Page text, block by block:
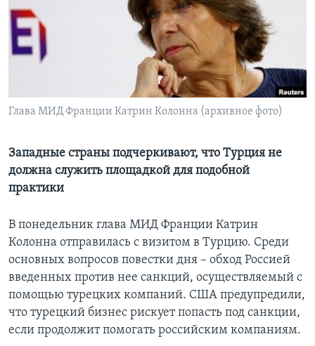
Learning English
СОЦИАЛЬНЫЕ СЕТИ
Глава МИД Франции Катрин Колонна (архивное фото)
Западные страны подчеркивают, что Турция не
должна служить площадкой для подобной
практики
В понедельник глава МИД Франции Катрин
Колонна отправилась с визитом в Турцию. Среди
основных вопросов повестки дня – обход Россией
введенных против нее санкций, осуществляемый с
помощью турецких компаний. США предупредили,
что турецкий бизнес рискует попасть под санкции,
если продолжит помогать российским компаниям.